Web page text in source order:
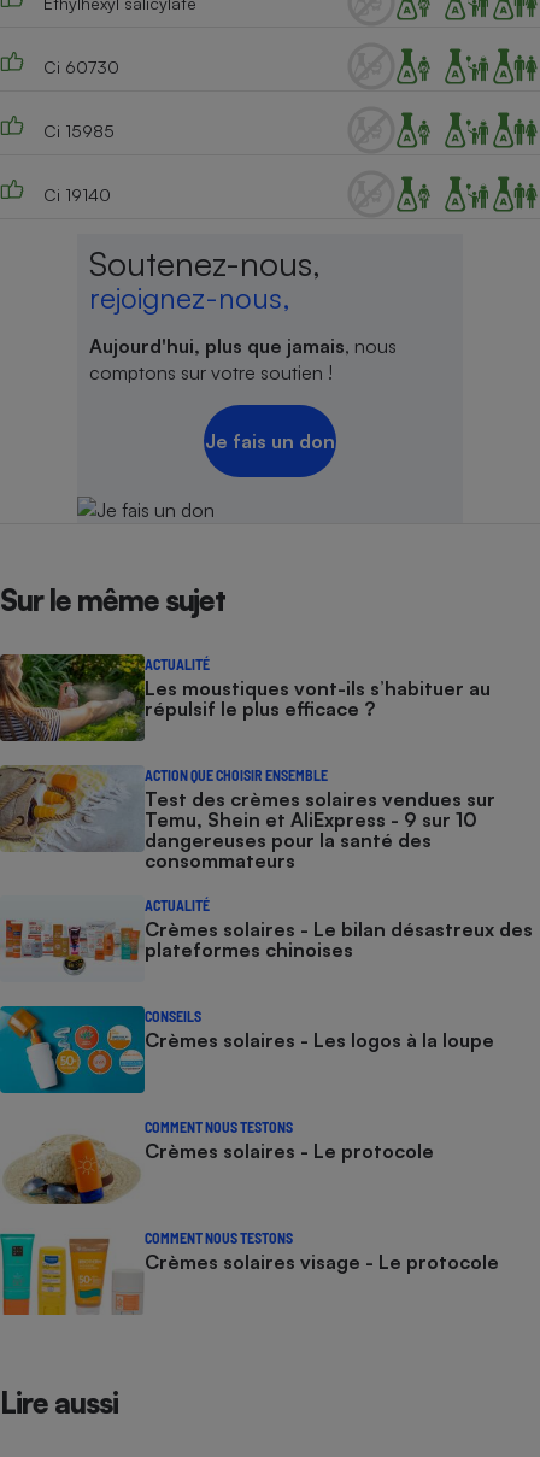
Ci 60730
Ci 15985
Ci 19140
Soutenez-nous,
rejoignez-nous,
Aujourd'hui, plus que jamais, nous
comptons sur votre soutien !
Je fais un don
Sur le même sujet
ACTUALITÉ
Les moustiques vont-ils s’habituer au
répulsif le plus efficace ?
ACTION QUE CHOISIR ENSEMBLE
Test des crèmes solaires vendues sur
Temu, Shein et AliExpress - 9 sur 10
dangereuses pour la santé des
consommateurs
ACTUALITÉ
Crèmes solaires - Le bilan désastreux des
plateformes chinoises
CONSEILS
Crèmes solaires - Les logos à la loupe
COMMENT NOUS TESTONS
Crèmes solaires - Le protocole
COMMENT NOUS TESTONS
Crèmes solaires visage - Le protocole
Lire aussi